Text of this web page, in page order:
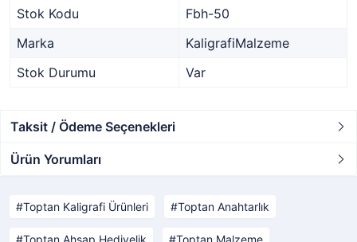
Stok Kodu
Fbh-50
Marka
KaligrafiMalzeme
Stok Durumu
Var
Taksit / Ödeme Seçenekleri
Ürün Yorumları
Toptan Kaligrafi Ürünleri Toptan Anahtarlık
Toptan Ahşap Hediyelik Toptan Malzeme